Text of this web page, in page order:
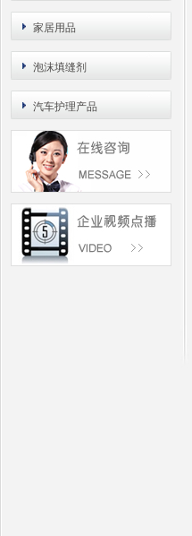
家居用品
泡沫填缝剂
汽车护理产品